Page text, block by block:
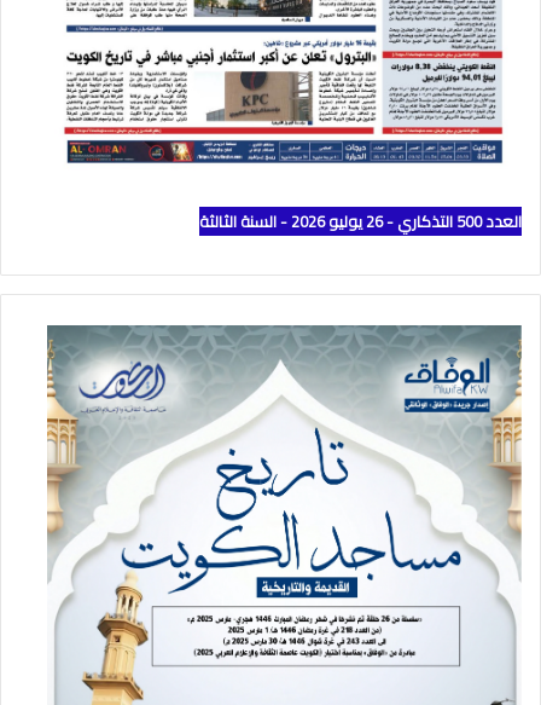
العدد 500 التذكاري - 26 يوليو 2026 - السنة الثالثة